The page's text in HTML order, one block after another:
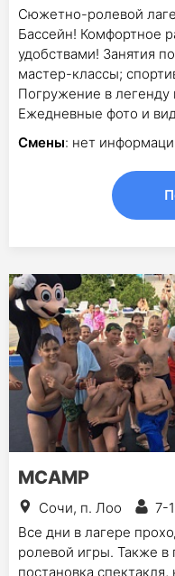
Сюжетно-ролевой
Бассейн! Комфортное
удобствами! Занятия
мастер-классы;
Погружение в
Ежедневные фото и
Смены: нет
MCAMP
Сочи, п. Лоо
7-
Все дни в лагере
ролевой игры. Также в
постановка